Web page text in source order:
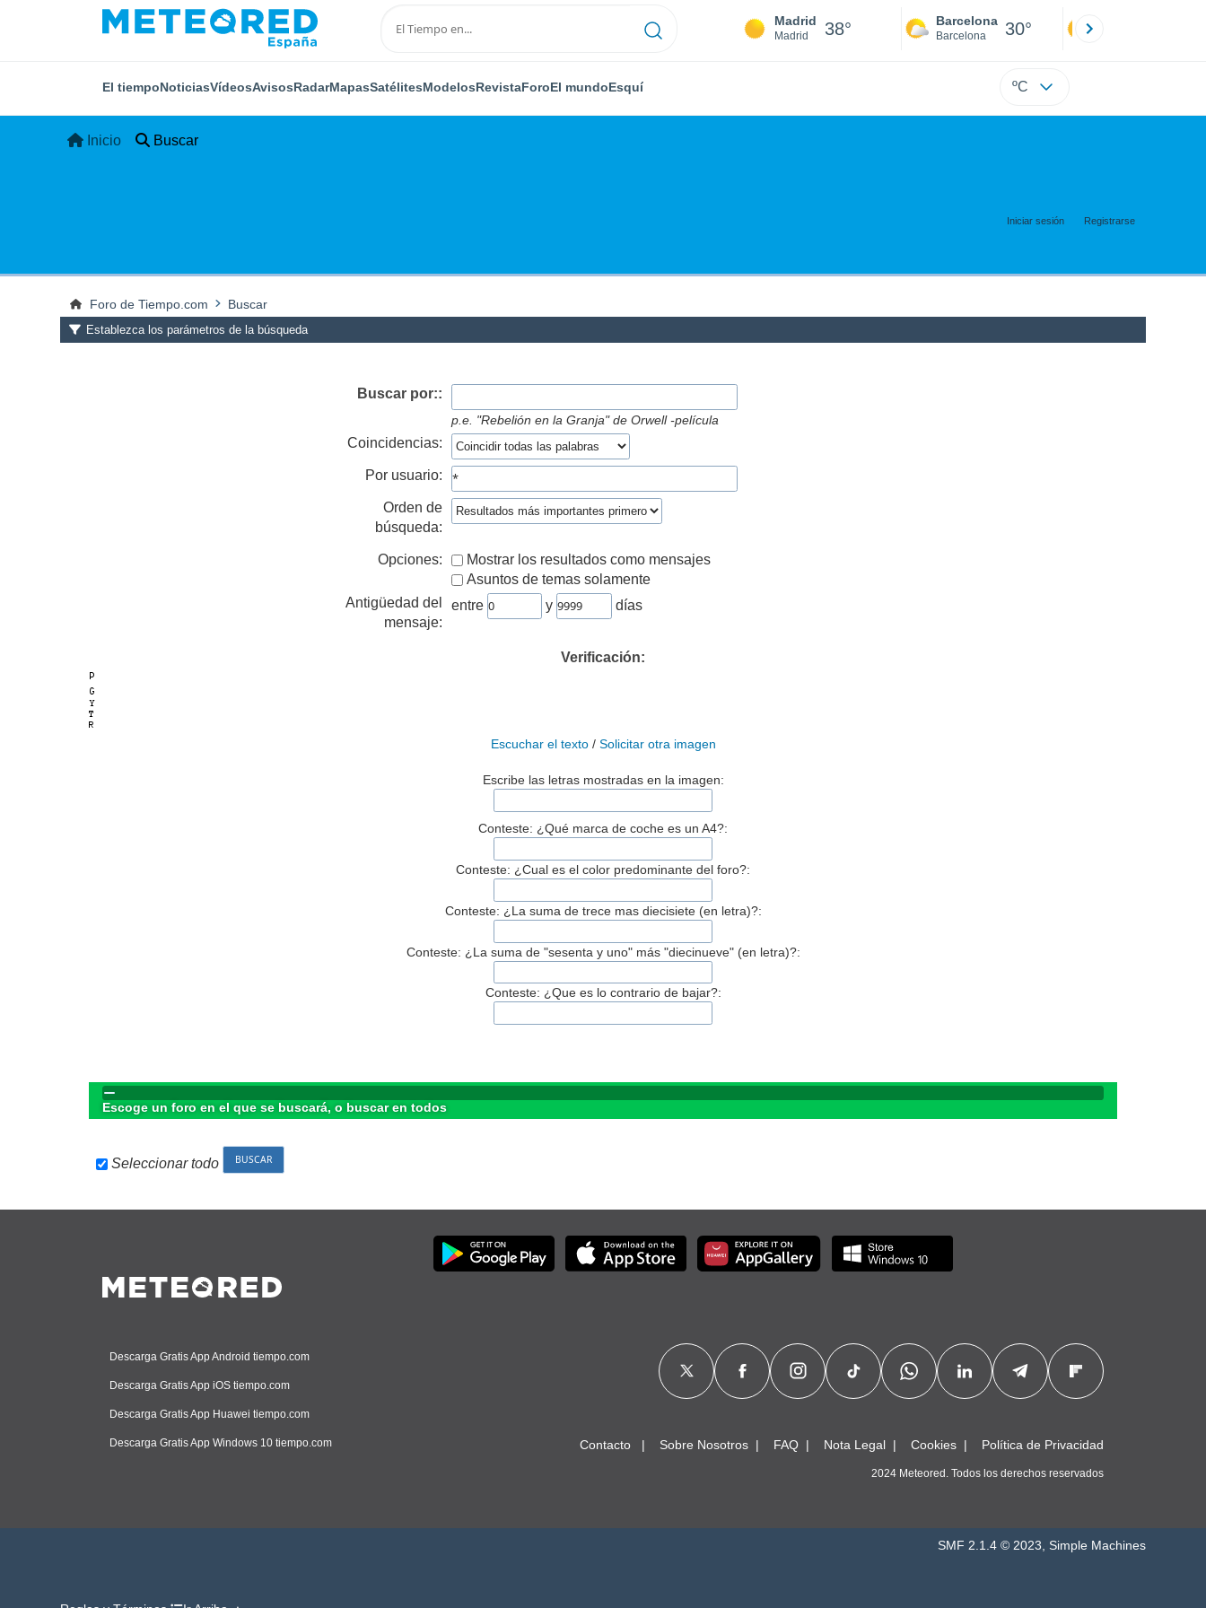
Madrid
Madrid 38° Barcelona
Barcelona 30°
El tiempoNoticiasVídeosAvisosRadarMapasSatélitesModelosRevistaForoEl mundoEsquí ºC
Inicio Buscar
Iniciar sesión Registrarse
Foro de Tiempo.com Buscar
Establezca los parámetros de la búsqueda
Buscar por::
p.e. "Rebelión en la Granja" de Orwell -película
Coincidencias:
Por usuario:
Orden de
búsqueda:
Opciones:
Mostrar los resultados como mensajes
Asuntos de temas solamente
Antigüedad del
mensaje:
entre y días
Verificación:
Escuchar el texto/ Solicitar otra imagen
Escribe las letras mostradas en la imagen:
Conteste: ¿Qué marca de coche es un A4?:
Conteste: ¿Cual es el color predominante del foro?:
Conteste: ¿La suma de trece mas diecisiete (en letra)?:
Conteste: ¿La suma de "sesenta y uno" más "diecinueve" (en letra)?:
Conteste: ¿Que es lo contrario de bajar?:
Escoge un foro en el que se buscará, o buscar en todos
Seleccionar todo
Descarga Gratis App Android tiempo.com
Descarga Gratis App iOS tiempo.com
Descarga Gratis App Huawei tiempo.com
Descarga Gratis App Windows 10 tiempo.com Contacto Sobre Nosotros FAQ Nota Legal Cookies Política de Privacidad
2024 Meteored. Todos los derechos reservados
SMF 2.1.4 © 2023, Simple Machines